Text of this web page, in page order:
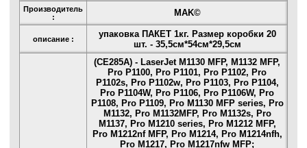
Производитель
:
MAK©
описание :
упаковка ПАКЕТ 1кг. Размер коробки 20
шт. - 35,5см*54см*29,5см
(CE285A) - LaserJet M1130 MFP, M1132 MFP,
Pro P1100, Pro P1101, Pro P1102, Pro
P1102s, Pro P1102w, Pro P1103, Pro P1104,
Pro P1104W, Pro P1106, Pro P1106W, Pro
P1108, Pro P1109, Pro M1130 MFP series, Pro
M1132, Pro M1132MFP, Pro M1132s, Pro
M1137, Pro M1210 series, Pro M1212 MFP,
Pro M1212nf MFP, Pro M1214, Pro M1214nfh,
Pro M1217, Pro M1217nfw MFP;